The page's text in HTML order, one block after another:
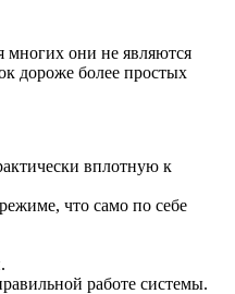
многих они не являются
дороже более простых
вплотную к
что само по себе
работе системы.